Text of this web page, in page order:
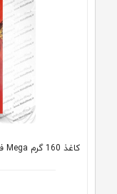
کاغذ 160 گرم Mega فتوگلاسه 100 برگی A4